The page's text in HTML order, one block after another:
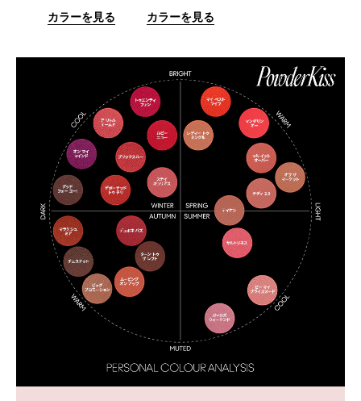
カラーを見る カラーを見る